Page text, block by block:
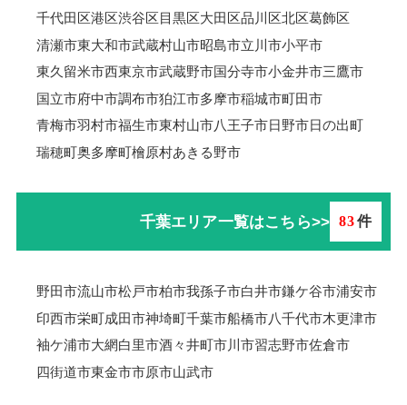
千代田区港区渋谷区目黒区大田区品川区北区葛飾区
清瀬市東大和市武蔵村山市昭島市立川市小平市
東久留米市西東京市武蔵野市国分寺市小金井市三鷹市
国立市府中市調布市狛江市多摩市稲城市町田市
青梅市羽村市福生市東村山市八王子市日野市日の出町
瑞穂町奥多摩町檜原村あきる野市
千葉エリア一覧はこちら>> 83件
野田市流山市松戸市柏市我孫子市白井市鎌ケ谷市浦安市
印西市栄町成田市神埼町千葉市船橋市八千代市木更津市
袖ケ浦市大網白里市酒々井町市川市習志野市佐倉市
四街道市東金市市原市山武市